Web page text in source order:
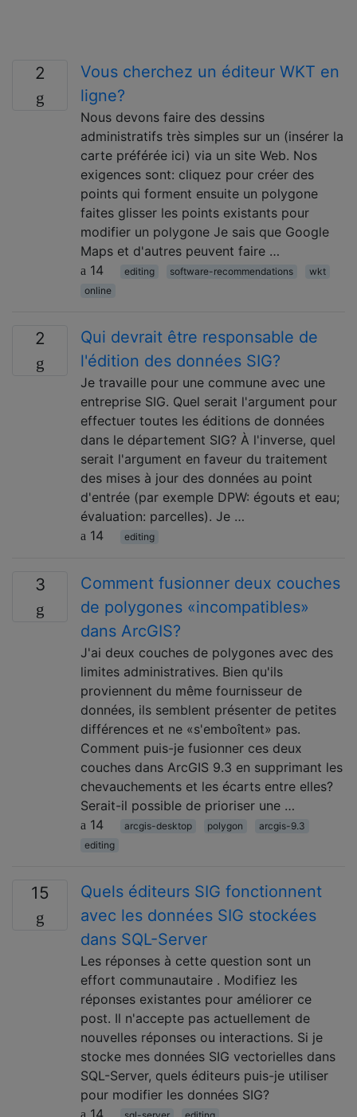
2
Vous cherchez un éditeur WKT en
ligne?
Nous devons faire des dessins
administratifs très simples sur un (insérer la
carte préférée ici) via un site Web. Nos
exigences sont: cliquez pour créer des
points qui forment ensuite un polygone
faites glisser les points existants pour
modifier un polygone Je sais que Google
Maps et d'autres peuvent faire …
14
editing software-recommendations
wkt
online
2
Qui devrait être responsable de
l'édition des données SIG?
Je travaille pour une commune avec une
entreprise SIG. Quel serait l'argument pour
effectuer toutes les éditions de données
dans le département SIG? À l'inverse, quel
serait l'argument en faveur du traitement
des mises à jour des données au point
d'entrée (par exemple DPW: égouts et eau;
évaluation: parcelles). Je …
14
editing
3
Comment fusionner deux couches
de polygones «incompatibles»
dans ArcGIS?
J'ai deux couches de polygones avec des
limites administratives. Bien qu'ils
proviennent du même fournisseur de
données, ils semblent présenter de petites
différences et ne «s'emboîtent» pas.
Comment puis-je fusionner ces deux
couches dans ArcGIS 9.3 en supprimant les
chevauchements et les écarts entre elles?
Serait-il possible de prioriser une …
14
arcgis-desktop polygon
arcgis-9.3
editing
15
Quels éditeurs SIG fonctionnent
avec les données SIG stockées
dans SQL-Server
Les réponses à cette question sont un
effort communautaire . Modifiez les
réponses existantes pour améliorer ce
post. Il n'accepte pas actuellement de
nouvelles réponses ou interactions. Si je
stocke mes données SIG vectorielles dans
SQL-Server, quels éditeurs puis-je utiliser
pour modifier les données SIG?
14